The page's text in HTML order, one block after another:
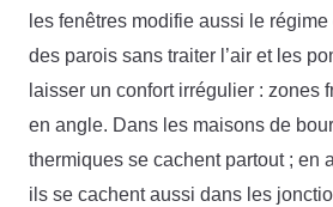
les fenêtres modifie aussi le
des parois sans traiter l’air et les
laisser un confort irrégulier : zones
en angle. Dans les maisons de
thermiques se cachent partout ; en
ils se cachent aussi dans les